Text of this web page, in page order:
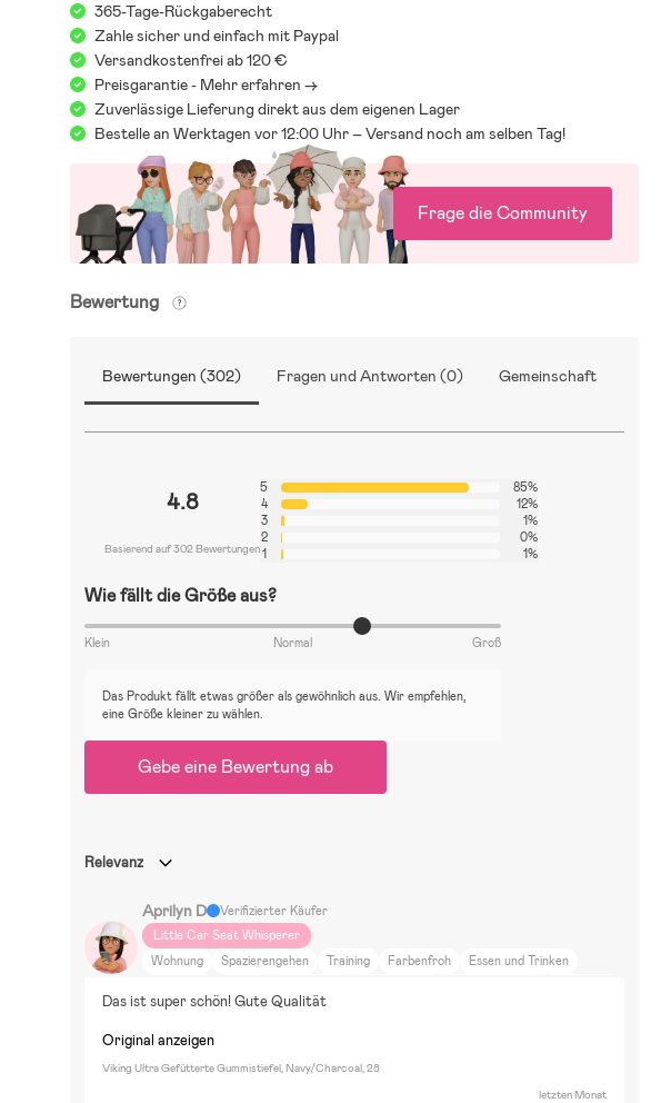
365-Tage-Rückgaberecht
Zahle sicher und einfach mit Paypal
Versandkostenfrei ab 120 €
Preisgarantie - Mehr erfahren ->
Zuverlässige Lieferung direkt aus dem eigenen Lager
Bestelle an Werktagen vor 12:00 Uhr – Versand noch am selben Tag!
Frage die Community
Bewertung
Bewertungen (302) Fragen und Antworten (0) Gemeinschaft
4.8
Basierend auf 302 Bewertungen
5
85%
4
12%
3
1%
2
0%
1
1%
Wie fällt die Größe aus?
Klein Normal Groß
Das Produkt fällt etwas größer als gewöhnlich aus. Wir empfehlen,
eine Größe kleiner zu wählen.
Gebe eine Bewertung ab
Relevanz
Aprilyn D
Verifizierter Käufer
Little Car Seat Whisperer
Wohnung
Spazierengehen Training Farbenfroh
Essen und Trinken
Sonic the Hedgehog
Disney Spiderman
Verkleidungen
Das ist super schön! Gute Qualität
Original anzeigen
Viking Ultra Gefütterte Gummistiefel, Navy/Charcoal, 28
letzten Monat